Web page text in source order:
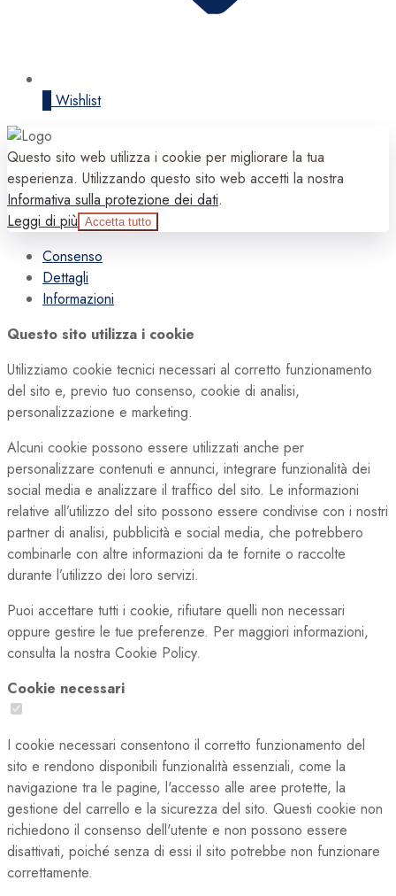
Wishlist
Questo sito web utilizza i cookie per migliorare la tua
esperienza. Utilizzando questo sito web accetti la nostra
Informativa sulla protezione dei dati.
Leggi di più Accetta tutto
Consenso
Dettagli
Informazioni
Questo sito utilizza i cookie
Utilizziamo cookie tecnici necessari al corretto funzionamento
del sito e, previo tuo consenso, cookie di analisi,
personalizzazione e marketing.
Alcuni cookie possono essere utilizzati anche per
personalizzare contenuti e annunci, integrare funzionalità dei
social media e analizzare il traffico del sito. Le informazioni
relative all’utilizzo del sito possono essere condivise con i nostri
partner di analisi, pubblicità e social media, che potrebbero
combinarle con altre informazioni da te fornite o raccolte
durante l’utilizzo dei loro servizi.
Puoi accettare tutti i cookie, rifiutare quelli non necessari
oppure gestire le tue preferenze. Per maggiori informazioni,
consulta la nostra Cookie Policy.
Cookie necessari
I cookie necessari consentono il corretto funzionamento del
sito e rendono disponibili funzionalità essenziali, come la
navigazione tra le pagine, l'accesso alle aree protette, la
gestione del carrello e la sicurezza del sito. Questi cookie non
richiedono il consenso dell'utente e non possono essere
disattivati, poiché senza di essi il sito potrebbe non funzionare
correttamente.